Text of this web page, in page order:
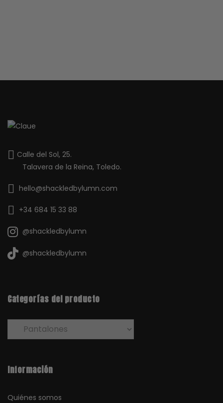
Calle del Sol, 25.
Talavera de la Reina, Toledo.
hello@shackledbylumn.com
+34 684 15 33 88
@shackledbylumn
@shackledbylumn
Categorías del producto
Información
Quiénes somos